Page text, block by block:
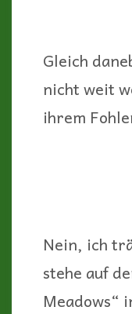
Gleich
nicht weit
ihrem
Nein, ich
stehe auf
Meadows“